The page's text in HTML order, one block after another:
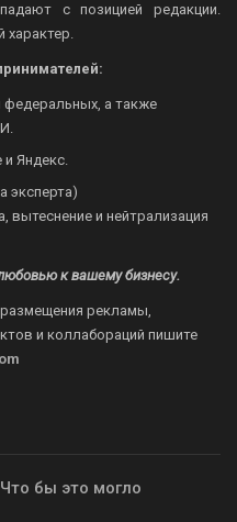
с позицией редакции.
федеральных, а также
Яндекс.
эксперта)
вытеснение и нейтрализация
к вашему бизнесу.
рекламы,
и коллабораций пишите
бы это могло